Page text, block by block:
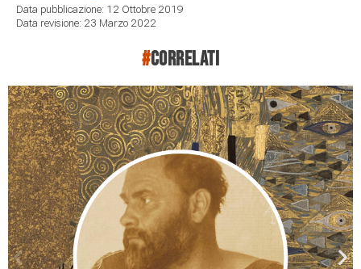
Data pubblicazione: 12 Ottobre 2019
Data revisione: 23 Marzo 2022
#correlati